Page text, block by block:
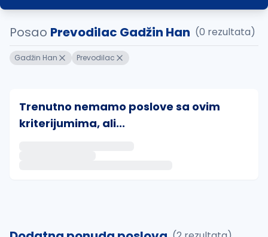
Posao Prevodilac Gadžin Han (0 rezultata)
Gadžin Han Prevodilac
Trenutno nemamo poslove sa ovim
kriterijumima, ali...